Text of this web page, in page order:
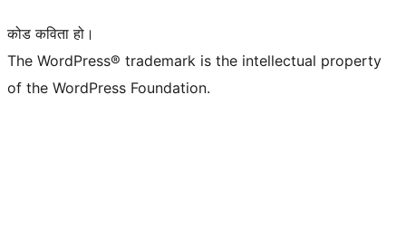
कोड कविता हो।
The WordPress® trademark is the intellectual property
of the WordPress Foundation.